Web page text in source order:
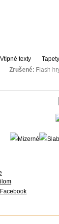
Vtipné texty
Zrušené: Flash